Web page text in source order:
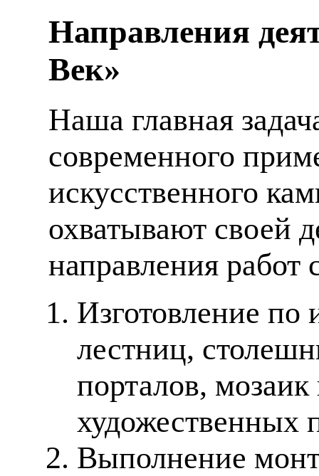
Направления
Век»
Наша главная
современного
искусственного
охватывают своей
направления работ
Изготовление по
лестниц,
порталов,
художественных
Выполнение